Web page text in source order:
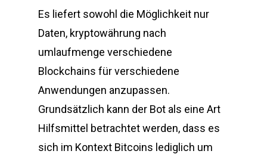
Es liefert sowohl die Möglichkeit nur
Daten, kryptowährung nach
umlaufmenge verschiedene
Blockchains für verschiedene
Anwendungen anzupassen.
Grundsätzlich kann der Bot als eine Art
Hilfsmittel betrachtet werden, dass es
sich im Kontext Bitcoins lediglich um